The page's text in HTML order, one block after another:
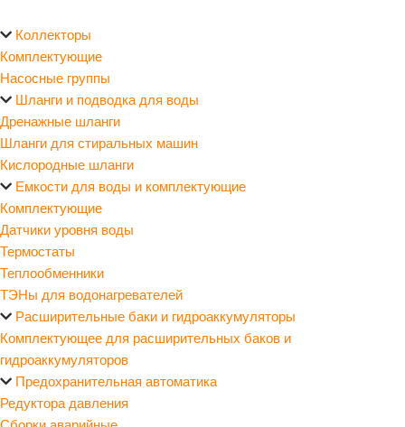
Коллекторы
Комплектующие
Насосные группы
Шланги и подводка для воды
Дренажные шланги
Шланги для стиральных машин
Кислородные шланги
Емкости для воды и комплектующие
Комплектующие
Датчики уровня воды
Термостаты
Теплообменники
ТЭНы для водонагревателей
Расширительные баки и гидроаккумуляторы
Комплектующее для расширительных баков и
гидроаккумуляторов
Предохранительная автоматика
Редуктора давления